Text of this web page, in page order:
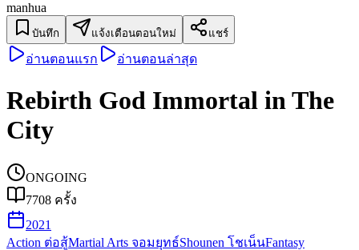
manhua
บันทึก แจ้งเตือนตอนใหม่ แชร์
อ่านตอนแรก อ่านตอนล่าสุด
Rebirth God Immortal in The
City
ONGOING
7708 ครั้ง
2021
Action ต่อสู้Martial Arts จอมยุทธ์Shounen โชเน็นFantasy